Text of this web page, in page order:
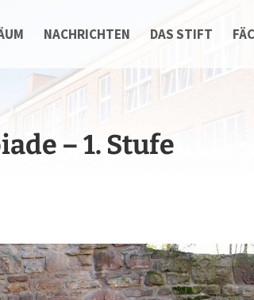
NACHRICHTEN DAS STIFT
– 1. Stufe